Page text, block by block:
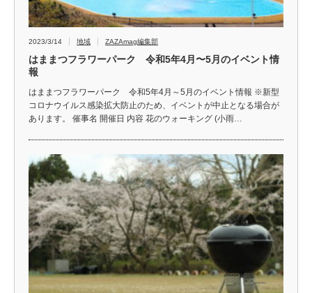
2023/3/14 地域 ZAZAmag編集部
はままつフラワーパーク 令和5年4月〜5月のイベント情
報
はままつフラワーパーク 令和5年4月～5月のイベント情報 ※新型
コロナウイルス感染拡大防止のため、イベントが中止となる場合が
あります。 催事名 開催日 内容 花のウォーキング (小雨…